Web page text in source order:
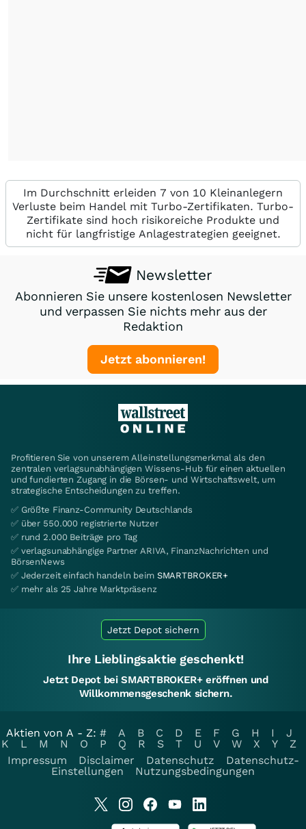
Im Durchschnitt erleiden 7 von 10 Kleinanlegern
Verluste beim Handel mit Turbo-Zertifikaten. Turbo-
Zertifikate sind hoch risikoreiche Produkte und
nicht für langfristige Anlagestrategien geeignet.
Newsletter
Abonnieren Sie unsere kostenlosen Newsletter
und verpassen Sie nichts mehr aus der
Redaktion
Jetzt abonnieren!
Profitieren Sie von unserem Alleinstellungsmerkmal als den
zentralen verlagsunabhängigen Wissens-Hub für einen aktuellen
und fundierten Zugang in die Börsen- und Wirtschaftswelt, um
strategische Entscheidungen zu treffen.
✅ Größte Finanz-Community Deutschlands
✅ über 550.000 registrierte Nutzer
✅ rund 2.000 Beiträge pro Tag
✅ verlagsunabhängige Partner ARIVA, FinanzNachrichten und
BörsenNews
✅ Jederzeit einfach handeln beim SMARTBROKER+
✅ mehr als 25 Jahre Marktpräsenz
Jetzt Depot sichern
Ihre Lieblingsaktie geschenkt!
Jetzt Depot bei SMARTBROKER+ eröffnen und
Willkommensgeschenk sichern.
Aktien von A - Z: # A B C D E F G H I
J
K
L M N O P Q R S T U V W X Y
Z
Impressum
Disclaimer Datenschutz
Datenschutz-
Einstellungen
Nutzungsbedingungen